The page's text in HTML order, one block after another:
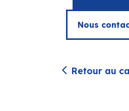
Nous
Retour au